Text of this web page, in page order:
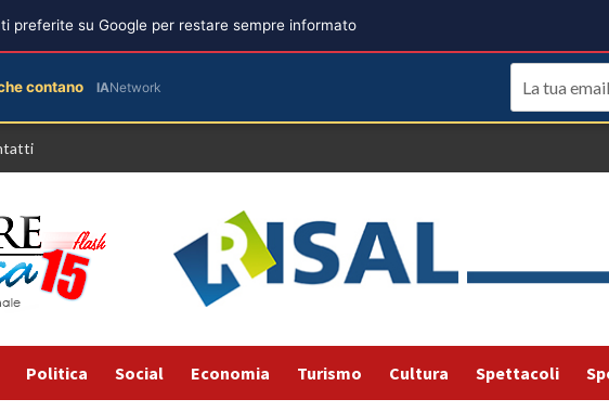
Politica Social Economia Turismo Cultura Spettacoli
preferite su Google per restare sempre informato
contano IANetwork